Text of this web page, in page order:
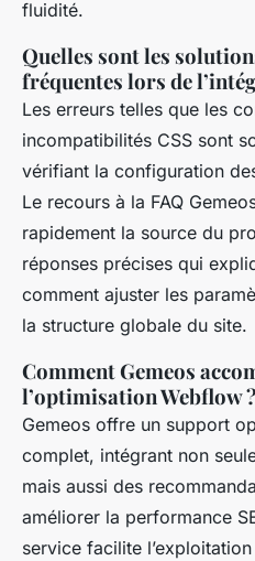
fluidité.
Quelles sont les
fréquentes lors de
Les erreurs telles que les
incompatibilités CSS sont
vérifiant la configuration
Le recours à la FAQ
rapidement la source du
réponses précises qui
comment ajuster les
la structure globale du site.
Comment Gemeos
l’optimisation Webflow ?
Gemeos offre un support
complet, intégrant non
mais aussi des
améliorer la performance
service facilite